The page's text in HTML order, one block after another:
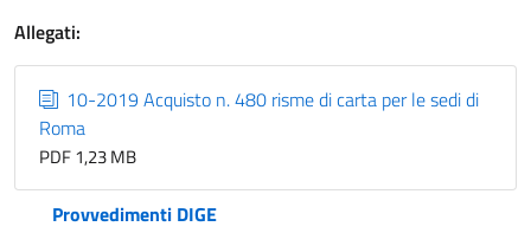
Allegati:
10-2019 Acquisto n. 480 risme di carta per le sedi di
Roma
PDF 1,23 MB
Provvedimenti DIGE